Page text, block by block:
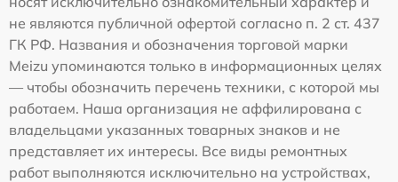
не являются публичной офертой согласно п. 2 ст. 437
ГК РФ. Названия и обозначения торговой марки
Meizu упоминаются только в информационных целях
— чтобы обозначить перечень техники, с которой мы
работаем. Наша организация не аффилирована с
владельцами указанных товарных знаков и не
представляет их интересы. Все виды ремонтных
работ выполняются исключительно на устройствах,